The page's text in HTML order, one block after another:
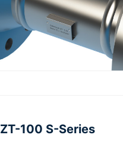
ZT-100 S-Series